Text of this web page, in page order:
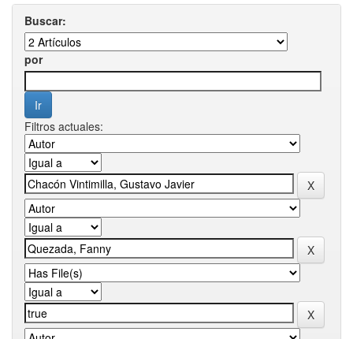
Buscar:
por
Filtros actuales: